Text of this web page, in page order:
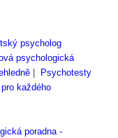
psycholog
psychologická
|
Psychotesty
každého
poradna -